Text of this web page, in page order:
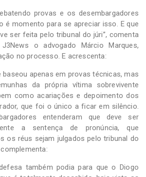
provas e os desembargadores
é momento para se apreciar isso. E que
ser feita pelo tribunal do júri”, comenta
o advogado Márcio Marques,
no processo. E acrescenta:
baseou apenas em provas técnicas, mas
da própria vítima sobrevivente
como acariações e depoimento dos
que foi o único a ficar em silêncio.
entenderam que deve ser
a sentença de pronúncia, que
os réus sejam julgados pelo tribunal do
também podia para que o Diogo